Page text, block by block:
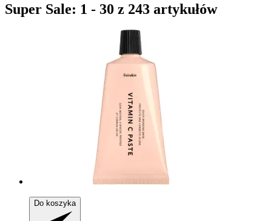
Super Sale: 1 - 30 z 243 artykułów
Do koszyka